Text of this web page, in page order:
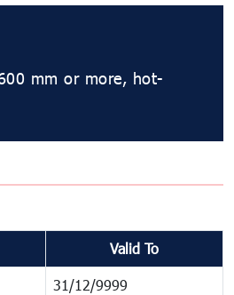
mm or more, hot-
Valid To
31/12/9999